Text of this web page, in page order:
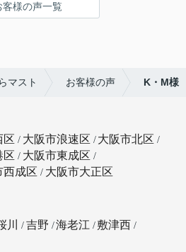
客様の声一覧
マスト お客様の声 K・M様
区 大阪市浪速区
大阪市北区
区
大阪市東成区
西成区 大阪市大正区
川 吉野 海老江
敷津西